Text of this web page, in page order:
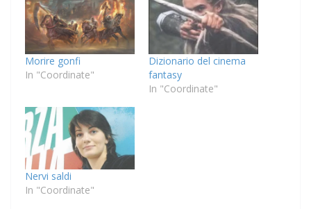
Morire gonfi
In "Coordinate"
Dizionario del cinema
fantasy
In "Coordinate"
Nervi saldi
In "Coordinate"